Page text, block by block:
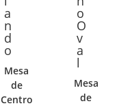
Mesa
de
Centro
Mesa
de